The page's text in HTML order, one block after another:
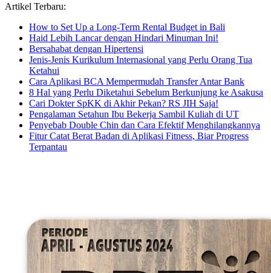
Artikel Terbaru:
How to Set Up a Long-Term Rental Budget in Bali
Haid Lebih Lancar dengan Hindari Minuman Ini!
Bersahabat dengan Hipertensi
Jenis-Jenis Kurikulum Internasional yang Perlu Orang Tua
Ketahui
Cara Aplikasi BCA Mempermudah Transfer Antar Bank
8 Hal yang Perlu Diketahui Sebelum Berkunjung ke Asakusa
Cari Dokter SpKK di Akhir Pekan? RS JIH Saja!
Pengalaman Setahun Ibu Bekerja Sambil Kuliah di UT
Penyebab Double Chin dan Cara Efektif Menghilangkannya
Fitur Catat Berat Badan di Aplikasi Fitness, Biar Progress
Terpantau